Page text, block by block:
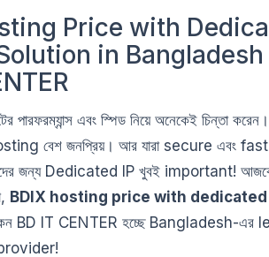
Price with
in
পারফরম্যান্স এবং স্পিড নিয়ে অনেকেই চিন্তা
বেশ জনপ্রিয়। আর যারা secure এবং
জন্য Dedicated IP খুবই important!
BDIX hosting price with dedicated
BD IT CENTER হচ্ছে Bangladesh-এর